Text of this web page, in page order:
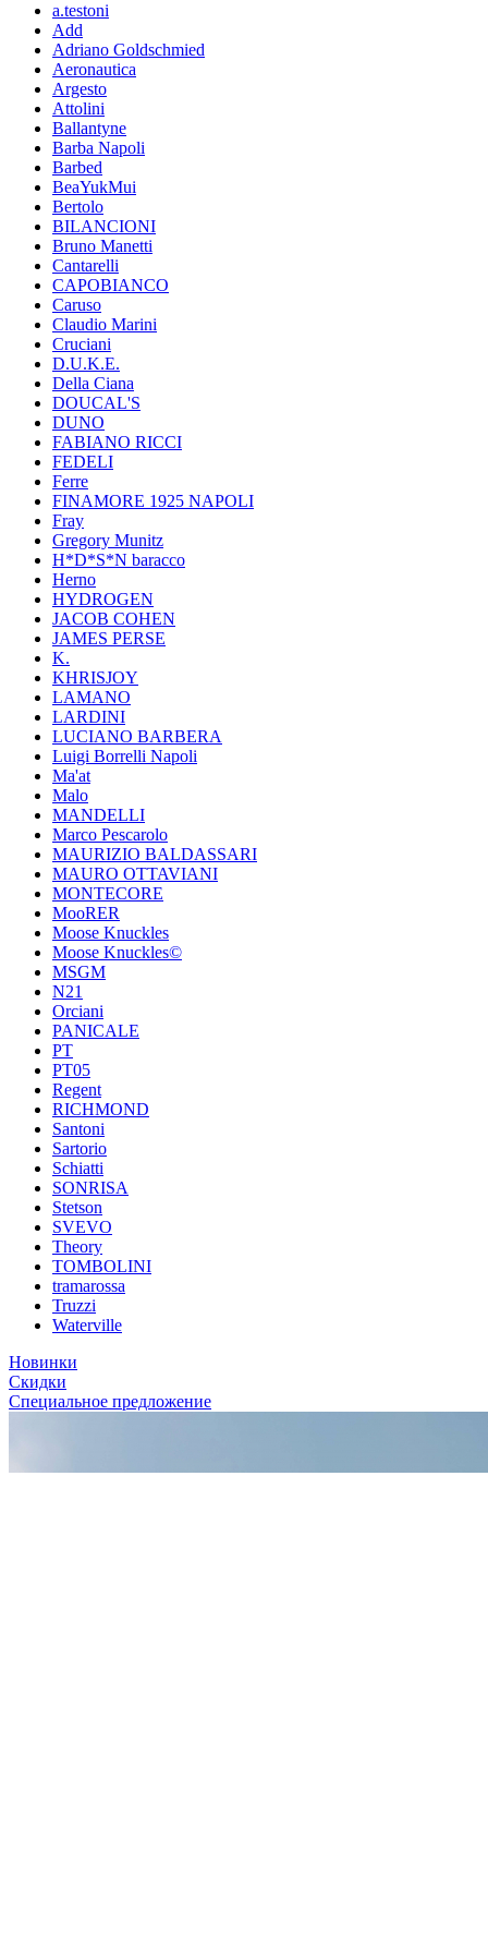
a.testoni
Add
Adriano Goldschmied
Aeronautica
Argesto
Attolini
Ballantyne
Barba Napoli
Barbed
BeaYukMui
Bertolo
BILANCIONI
Bruno Manetti
Cantarelli
CAPOBIANCO
Caruso
Claudio Marini
Cruciani
D.U.K.E.
Della Ciana
DOUCAL'S
DUNO
FABIANO RICCI
FEDELI
Ferre
FINAMORE 1925 NAPOLI
Fray
Gregory Munitz
H*D*S*N baracco
Herno
HYDROGEN
JACOB COHEN
JAMES PERSE
K.
KHRISJOY
LAMANO
LARDINI
LUCIANO BARBERA
Luigi Borrelli Napoli
Ma'at
Malo
MANDELLI
Marco Pescarolo
MAURIZIO BALDASSARI
MAURO OTTAVIANI
MONTECORE
MooRER
Moose Knuckles
Moose Knuckles©️
MSGM
N21
Orciani
PANICALE
PT
PT05
Regent
RICHMOND
Santoni
Sartorio
Schiatti
SONRISA
Stetson
SVEVO
Theory
TOMBOLINI
tramarossa
Truzzi
Waterville
Новинки
Скидки
Специальное предложение